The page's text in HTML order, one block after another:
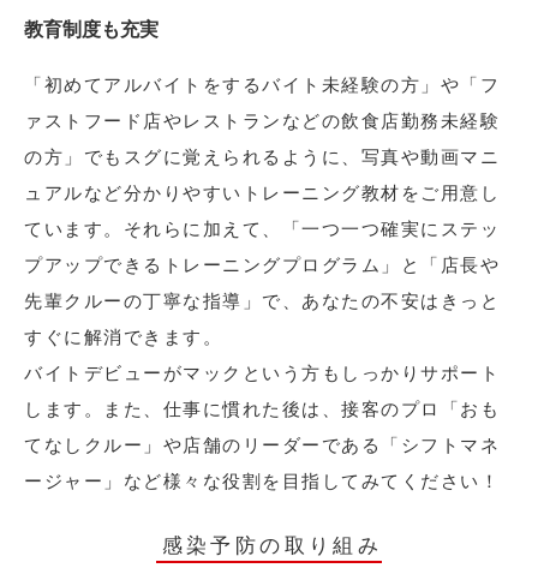
教育制度も充実
「初めてアルバイトをするバイト未経験の方」や「フ
ァストフード店やレストランなどの飲食店勤務未経験
の方」でもスグに覚えられるように、写真や動画マニ
ュアルなど分かりやすいトレーニング教材をご用意し
ています。それらに加えて、「一つ一つ確実にステッ
プアップできるトレーニングプログラム」と「店長や
先輩クルーの丁寧な指導」で、あなたの不安はきっと
すぐに解消できます。
バイトデビューがマックという方もしっかりサポート
します。また、仕事に慣れた後は、接客のプロ「おも
てなしクルー」や店舗のリーダーである「シフトマネ
ージャー」など様々な役割を目指してみてください！
感染予防の取り組み